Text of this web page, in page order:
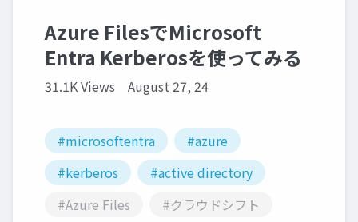
Azure FilesでMicrosoft
Entra Kerberosを使ってみる
31.1K Views August 27, 24
#microsoftentra
#azure
#kerberos
#active directory
#Azure Files
#クラウドシフト